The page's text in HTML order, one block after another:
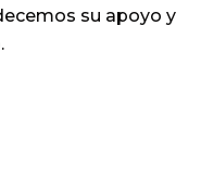
su apoyo y